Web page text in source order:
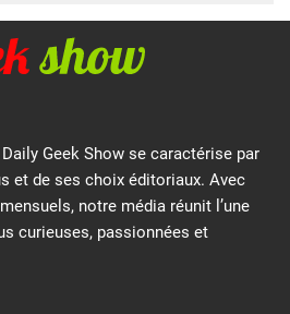
Geek Show se caractérise par
et de ses choix éditoriaux. Avec
notre média réunit l’une
curieuses, passionnées et